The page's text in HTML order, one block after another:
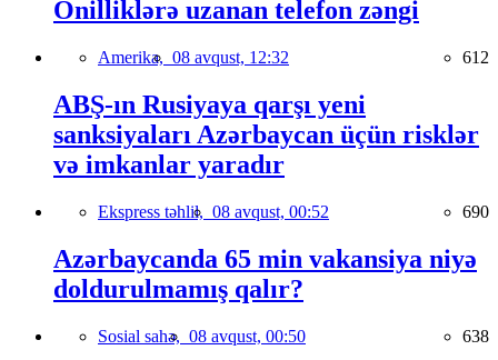
Onilliklərə uzanan telefon zəngi
Amerika, 08 avqust, 12:32 612
ABŞ-ın Rusiyaya qarşı yeni
sanksiyaları Azərbaycan üçün risklər
və imkanlar yaradır
Ekspress təhlil, 08 avqust, 00:52 690
Azərbaycanda 65 min vakansiya niyə
doldurulmamış qalır?
Sosial sahə, 08 avqust, 00:50 638